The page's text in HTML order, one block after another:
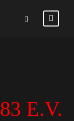
E.V.